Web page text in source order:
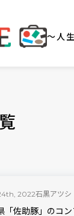
～人
2022石黒アツシ
「佐助豚」のコ